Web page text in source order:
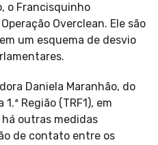
o Francisquinho
Overclean. Ele são
um esquema de desvio
Daniela Maranhão, do
Região (TRF1), em
outras medidas
de contato entre os